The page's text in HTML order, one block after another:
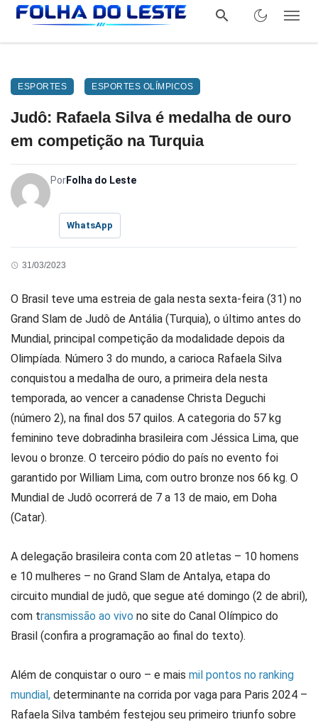
ESPORTES ESPORTES OLÍMPICOS
Judô: Rafaela Silva é medalha de ouro
em competição na Turquia
PorFolha do Leste
WhatsApp
31/03/2023
O Brasil teve uma estreia de gala nesta sexta-feira (31) no
Grand Slam de Judô de Antália (Turquia), o último antes do
Mundial, principal competição da modalidade depois da
Olimpíada. Número 3 do mundo, a carioca Rafaela Silva
conquistou a medalha de ouro, a primeira dela nesta
temporada, ao vencer a canadense Christa Deguchi
(número 2), na final dos 57 quilos. A categoria do 57 kg
feminino teve dobradinha brasileira com Jéssica Lima, que
levou o bronze. O terceiro pódio do país no evento foi
garantido por William Lima, com outro bronze nos 66 kg. O
Mundial de Judô ocorrerá de 7 a 13 de maio, em Doha
(Catar).
A delegação brasileira conta com 20 atletas – 10 homens
e 10 mulheres – no Grand Slam de Antalya, etapa do
circuito mundial de judô, que segue até domingo (2 de abril),
com transmissão ao vivo no site do Canal Olímpico do
Brasil (confira a programação ao final do texto).
Além de conquistar o ouro – e mais mil pontos no ranking
mundial, determinante na corrida por vaga para Paris 2024 –
Rafaela Silva também festejou seu primeiro triunfo sobre